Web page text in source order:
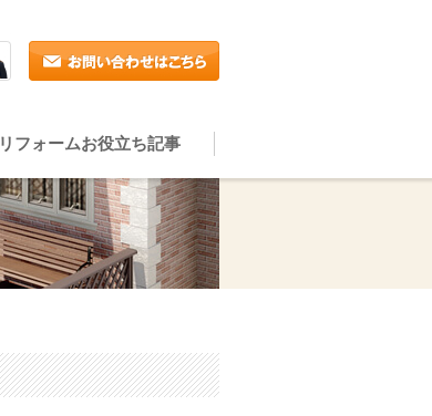
リフォームお役立ち記事